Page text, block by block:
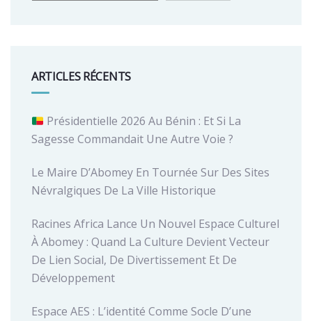
ARTICLES RÉCENTS
Présidentielle 2026 Au Bénin : Et Si La
Sagesse Commandait Une Autre Voie ?
Le Maire D’Abomey En Tournée Sur Des Sites
Névralgiques De La Ville Historique
Racines Africa Lance Un Nouvel Espace Culturel
À Abomey : Quand La Culture Devient Vecteur
De Lien Social, De Divertissement Et De
Développement
Espace AES : L’identité Comme Socle D’une